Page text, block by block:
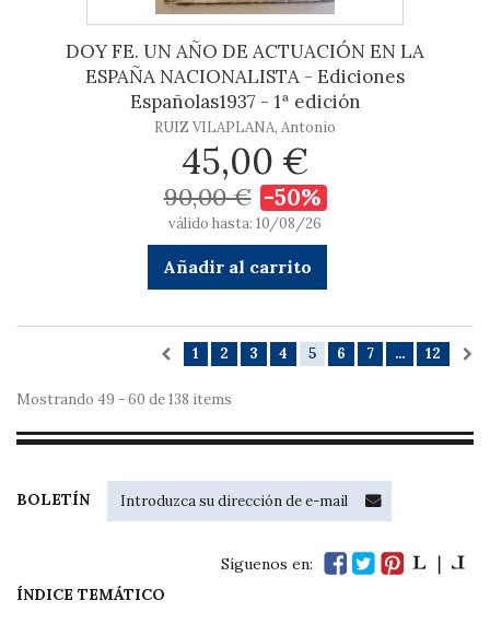
DOY FE. UN AÑO DE ACTUACIÓN EN LA
ESPAÑA NACIONALISTA - Ediciones
Españolas1937 - 1ª edición
RUIZ VILAPLANA, Antonio
45,00 €
90,00 € -50%
válido hasta: 10/08/26
Añadir al carrito
1 2 3 4 5 6 7 ... 12
Mostrando 49 - 60 de 138 items
BOLETÍN
Síguenos en:
ÍNDICE TEMÁTICO